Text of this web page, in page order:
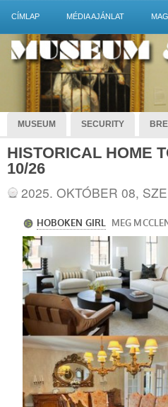
CÍMLAP MÉDIA AJÁNLAT
MUSEUM SECURITY
HISTORICAL HOME
10/26
2025. OKTÓBER 08,